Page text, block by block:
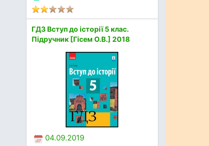
ГДЗ Вступ до історії 5 клас.
Підручник [Гісем О.В.] 2018
04.09.2019